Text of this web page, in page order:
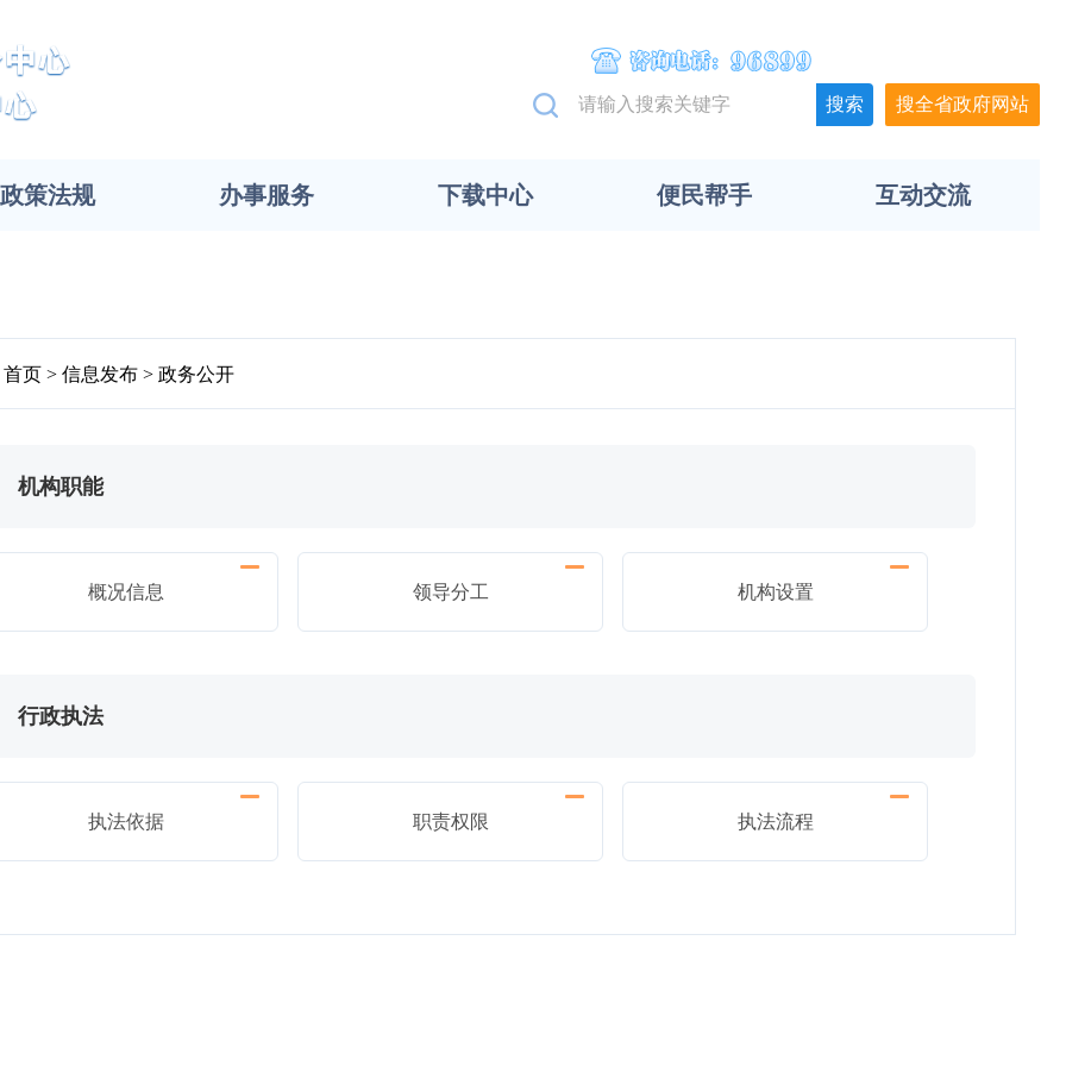
搜全省政府网站
政策法规 办事服务 下载中心 便民帮手 互动交流
首页 信息发布 政务公开
机构职能
概况信息 领导分工 机构设置
行政执法
执法依据 职责权限 执法流程